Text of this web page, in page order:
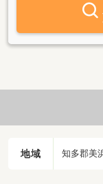
たしますので周り
＝＝＝＝＝＝＝＝
ご見学、現地解散で
料はもちろん無料！
＝＝＝＝＝＝＝＝＝
ローン本申込、お
地域 知多郡美